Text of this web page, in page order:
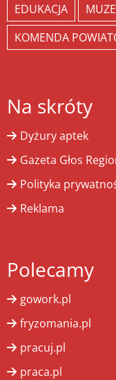
EDUKACJA
KOMENDA
Na skróty
Dyżury aptek
Gazeta Głos
Polityka
Reklama
Polecamy
gowork.pl
fryzomania.pl
pracuj.pl
praca.pl